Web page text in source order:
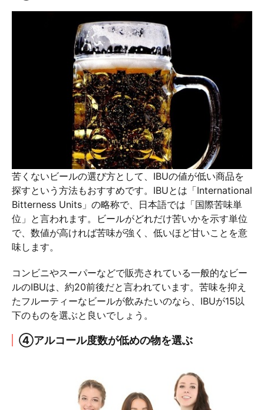
苦くないビールの選び方として、IBUの値が低い商品を
探すという方法もおすすめです。IBUとは「International
Bitterness Units」の略称で、日本語では「国際苦味単
位」と言われます。ビールがどれだけ苦いかを示す単位
で、数値が高ければ苦味が強く、低いほど甘いことを意
味します。
コンビニやスーパーなどで販売されている一般的なビー
ルのIBUは、約20前後だと言われています。苦味を抑え
たフルーティーなビールが飲みたいのなら、IBUが15以
下のものを選ぶと良いでしょう。
④アルコール度数が低めの物を選ぶ